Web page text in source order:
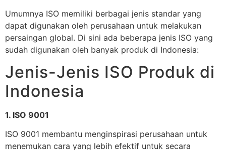
Umumnya ISO memiliki berbagai jenis standar yang
dapat digunakan oleh perusahaan untuk melakukan
persaingan global. Di sini ada beberapa jenis ISO yang
sudah digunakan oleh banyak produk di Indonesia:
Jenis-Jenis ISO Produk di
Indonesia
1. ISO 9001
ISO 9001 membantu menginspirasi perusahaan untuk
menemukan cara yang lebih efektif untuk secara